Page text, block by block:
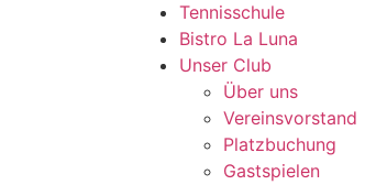
Tennisschule
Bistro La Luna
Unser Club
Über uns
Vereinsvorstand
Platzbuchung
Gastspielen